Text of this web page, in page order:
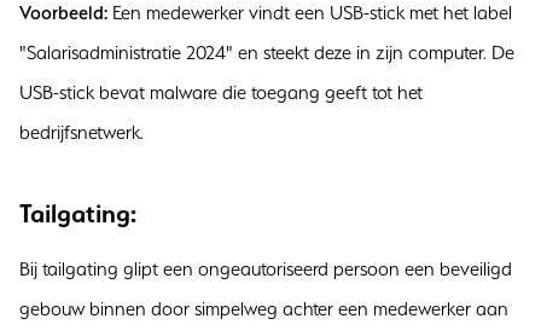
Voorbeeld: Een medewerker vindt een USB-stick met het label
"Salarisadministratie 2024" en steekt deze in zijn computer. De
USB-stick bevat malware die toegang geeft tot het
bedrijfsnetwerk.
Tailgating:
Bij tailgating glipt een ongeautoriseerd persoon een beveiligd
gebouw binnen door simpelweg achter een medewerker aan